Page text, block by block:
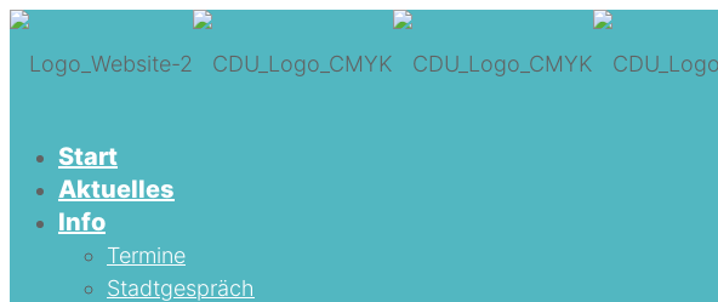
Start
Aktuelles
Info
Termine
Stadtgespräch